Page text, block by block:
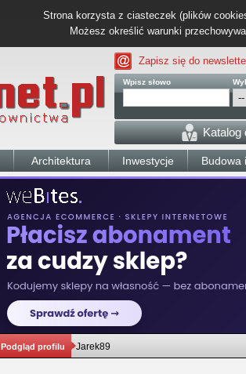
Strona korzysta z ciasteczek (plików
Możesz określić warunki
Zapisz się do
Wpisz słowo
Katalog
Architektura Inwestycje Budowa
Podgląd profilu Jarek89